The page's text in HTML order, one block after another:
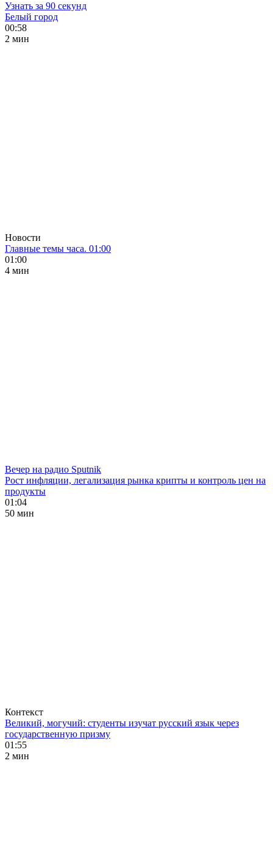
Узнать за 90 секунд
Белый город
00:58
2 мин
Новости
Главные темы часа. 01:00
01:00
4 мин
Вечер на радио Sputnik
Рост инфляции, легализация рынка крипты и контроль цен на
продукты
01:04
50 мин
Контекст
Великий, могучий: студенты изучат русский язык через
государственную призму
01:55
2 мин